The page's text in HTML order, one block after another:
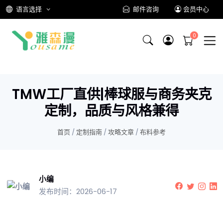
语言选择 邮件咨询 会员中心
TMW工厂直供|棒球服与商务夹克
定制，品质与风格兼得
首页 / 定制指南 / 攻略文章 / 布料参考
小编
发布时间：2026-06-17